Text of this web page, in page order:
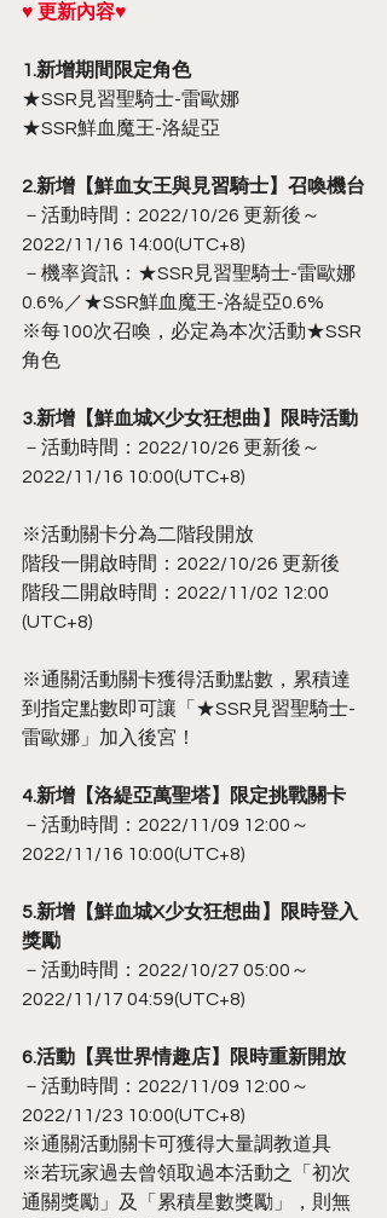
♥ 更新內容♥
1.新增期間限定角色
★SSR見習聖騎士-雷歐娜
★SSR鮮血魔王-洛緹亞
2.新增【鮮血女王與見習騎士】召喚機台
－活動時間：2022/10/26 更新後～
2022/11/16 14:00(UTC+8)
－機率資訊：★SSR見習聖騎士-雷歐娜
0.6%／★SSR鮮血魔王-洛緹亞0.6%
※每100次召喚，必定為本次活動★SSR
角色
3.新增【鮮血城X少女狂想曲】限時活動
－活動時間：2022/10/26 更新後～
2022/11/16 10:00(UTC+8)
※活動關卡分為二階段開放
階段一開啟時間：2022/10/26 更新後
階段二開啟時間：2022/11/02 12:00
(UTC+8)
※通關活動關卡獲得活動點數，累積達
到指定點數即可讓「★SSR見習聖騎士-
雷歐娜」加入後宮！
4.新增【洛緹亞萬聖塔】限定挑戰關卡
－活動時間：2022/11/09 12:00～
2022/11/16 10:00(UTC+8)
5.新增【鮮血城X少女狂想曲】限時登入
獎勵
－活動時間：2022/10/27 05:00～
2022/11/17 04:59(UTC+8)
6.活動【異世界情趣店】限時重新開放
－活動時間：2022/11/09 12:00～
2022/11/23 10:00(UTC+8)
※通關活動關卡可獲得大量調教道具
※若玩家過去曾領取過本活動之「初次
通關獎勵」及「累積星數獎勵」，則無